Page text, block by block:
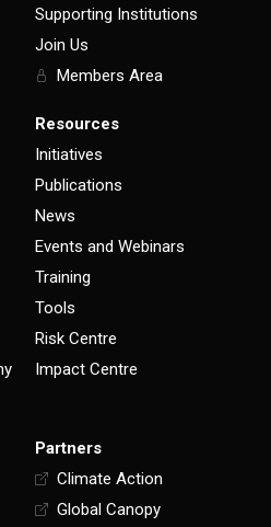
Supporting Institutions
Join Us
Members Area
Resources
Initiatives
Publications
News
Events and Webinars
Training
Tools
Risk Centre
Impact Centre
Partners
Climate Action
Global Canopy